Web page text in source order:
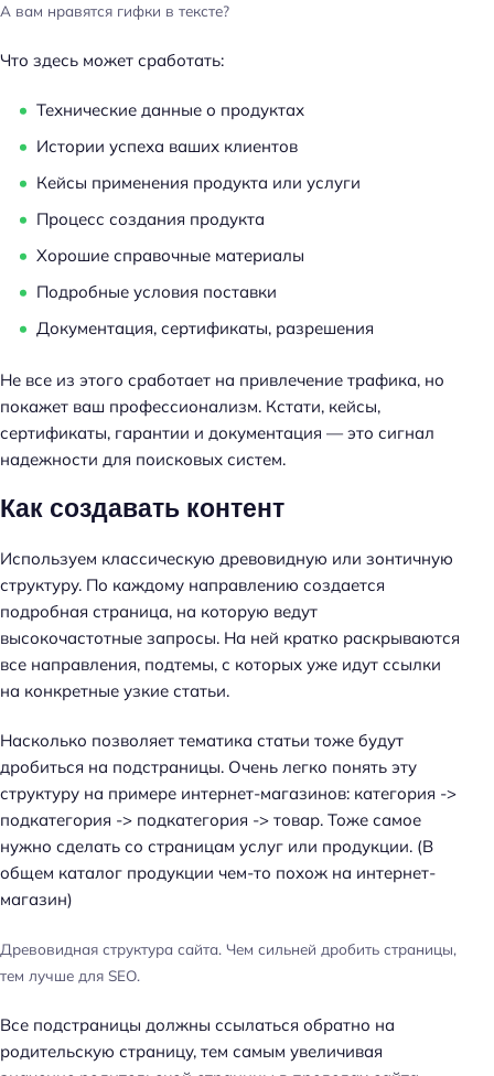
А вам нравятся гифки в тексте?
Что здесь может сработать:
Технические данные о продуктах
Истории успеха ваших клиентов
Кейсы применения продукта или услуги
Процесс создания продукта
Хорошие справочные материалы
Подробные условия поставки
Документация, сертификаты, разрешения
Не все из этого сработает на привлечение трафика, но
покажет ваш профессионализм. Кстати, кейсы,
сертификаты, гарантии и документация — это сигнал
надежности для поисковых систем.
Как создавать контент
Используем классическую древовидную или зонтичную
структуру. По каждому направлению создается
подробная страница, на которую ведут
высокочастотные запросы. На ней кратко раскрываются
все направления, подтемы, с которых уже идут ссылки
на конкретные узкие статьи.
Насколько позволяет тематика статьи тоже будут
дробиться на подстраницы. Очень легко понять эту
структуру на примере интернет-магазинов: категория ->
подкатегория -> подкатегория -> товар. Тоже самое
нужно сделать со страницам услуг или продукции. (В
общем каталог продукции чем-то похож на интернет-
магазин)
Древовидная структура сайта. Чем сильней дробить страницы,
тем лучше для SEO.
Все подстраницы должны ссылаться обратно на
родительскую страницу, тем самым увеличивая